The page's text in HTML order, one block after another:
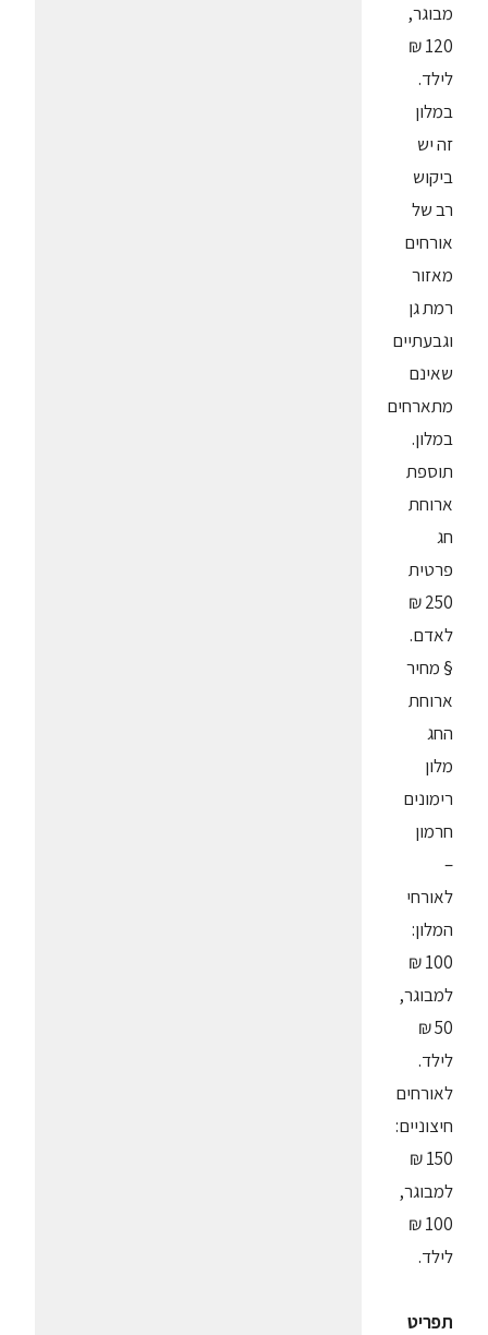
מבוגר,
120 ₪
לילד.
במלון
זה יש
ביקוש
רב של
אורחים
מאזור
רמת גן
וגבעתיים
שאינם
מתארחים
במלון.
תוספת
ארוחת
חג
פרטית
250 ₪
לאדם.
§ מחיר
ארוחת
החג
מלון
רימונים
חרמון
–
לאורחי
המלון:
100 ₪
למבוגר,
50 ₪
לילד.
לאורחים
חיצוניים:
150 ₪
למבוגר,
100 ₪
לילד.
תפריט